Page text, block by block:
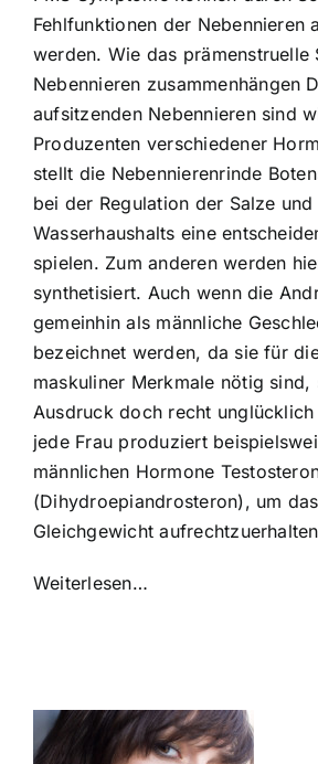
Fehlfunktionen der Nebennieren
werden. Wie das prämenstruelle
Nebennieren zusammenhängen
aufsitzenden Nebennieren sind
Produzenten verschiedener
stellt die Nebennierenrinde
bei der Regulation der Salze und
Wasserhaushalts eine
spielen. Zum anderen werden
synthetisiert. Auch wenn die
gemeinhin als männliche
bezeichnet werden, da sie für
maskuliner Merkmale nötig sind,
Ausdruck doch recht
jede Frau produziert
männlichen Hormone
(Dihydroepiandrosteron), um
Gleichgewicht
Weiterlesen…